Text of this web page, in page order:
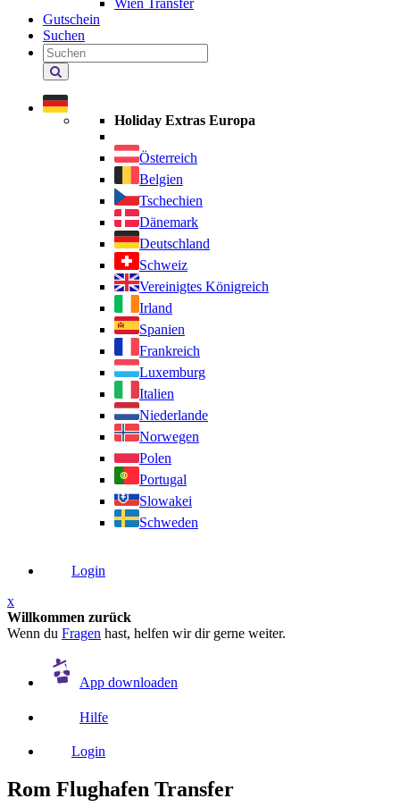
Gutschein
Suchen
Holiday Extras durchsuchen
Holiday Extras Europa
Österreich
Belgien
Tschechien
Dänemark
Deutschland
Schweiz
Vereinigtes Königreich
Irland
Spanien
Frankreich
Luxemburg
Italien
Niederlande
Norwegen
Polen
Portugal
Slowakei
Schweden
Login
x
Willkommen zurück
Wenn du Fragen hast, helfen wir dir gerne weiter.
App downloaden
Hilfe
Login
Rom Flughafen Transfer